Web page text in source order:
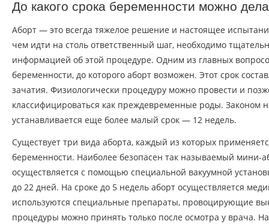
До какого срока беременности можно
Аборт — это всегда тяжелое решение и настоящее
чем идти на столь ответственный шаг, необходимо
информацией об этой процедуре. Одним из главных
беременности, до которого аборт возможен. Этот срок
зачатия. Физиологически процедуру можно провести и
классифицироваться как преждевременные роды. Законом
устанавливается еще более малый срок — 12 недель.
Существует три вида аборта, каждый из которых
беременности. Наиболее безопасен так называемый мини-
осуществляется с помощью специальной вакуумной
до 22 дней. На сроке до 5 недель аборт осуществляется
используются специальные препараты, провоцирующие
процедуры можно принять только после осмотра у врача.